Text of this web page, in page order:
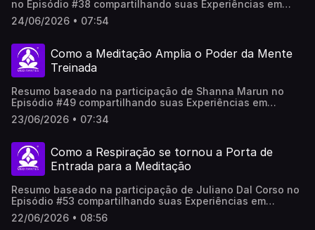
no Episódio #38 compartilhando suas Experiências em
Meditação no Meditantes PodCast. .Este vídeo foi
produzido por Inteligência Artificial, revisado e adaptado
100% a opinião do(a/as) participantes.
24/06/2026 • 07:54
Como a Meditação Amplia o Poder da Mente
Treinada
Resumo baseado na participação de Shanna Marun no
Episódio #49 compartilhando suas Experiências em
Meditação no Meditantes PodCast. .Este vídeo foi
produzido por Inteligência Artificial, revisado e adaptado
100% a opinião do(a/as) participantes.
23/06/2026 • 07:34
Como a Respiração se tornou a Porta de
Entrada para a Meditação
Resumo baseado na participação de Juliano Dal Corso no
Episódio #53 compartilhando suas Experiências em
Meditação no Meditantes PodCast. .Este vídeo foi
produzido com apoio de Inteligência Artificial, revisado e
22/06/2026 • 08:56